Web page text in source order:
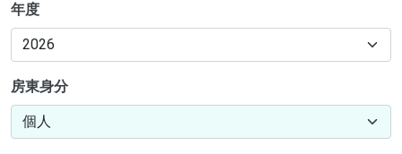
年度
房東身分